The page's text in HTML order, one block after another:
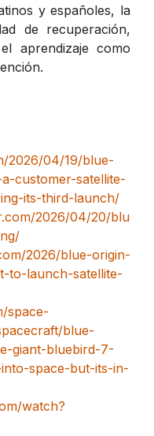
y españoles, la
de recuperación,
aprendizaje como
2026/04/19/blue-
customer-satellite-
its-third-launch/
2026/04/20/blu
2026/blue-origin-
to-launch-satellite-
space-
blue-
giant-bluebird-7-
space-but-its-in-
watch?